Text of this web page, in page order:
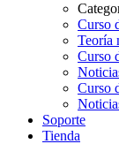
Curso
Teoría
Curso
Curso
Soporte
Tienda